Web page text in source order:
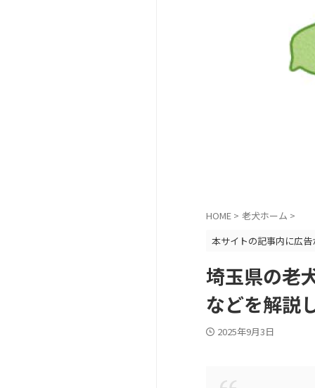
HOME > 老犬ホーム >
本サイトの記事内に広
埼玉県の老
などを解説
2025年9月3日